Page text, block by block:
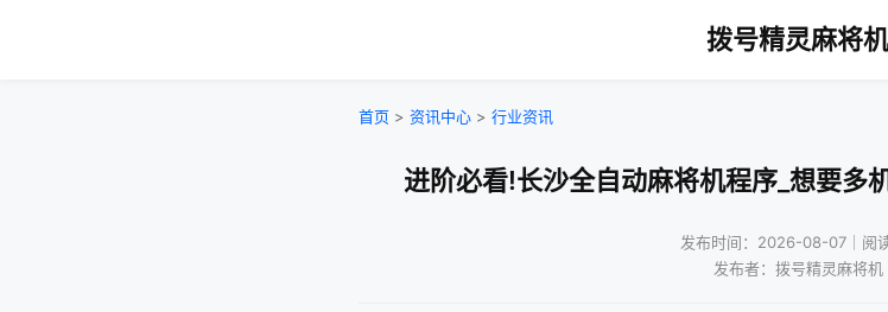
拨号精灵麻将机
首页 > 资讯中心 > 行业资讯
进阶必看!长沙全自动麻将机程序_想要多
发布时间：2026-08-07｜阅
发布者：拨号精灵麻将机